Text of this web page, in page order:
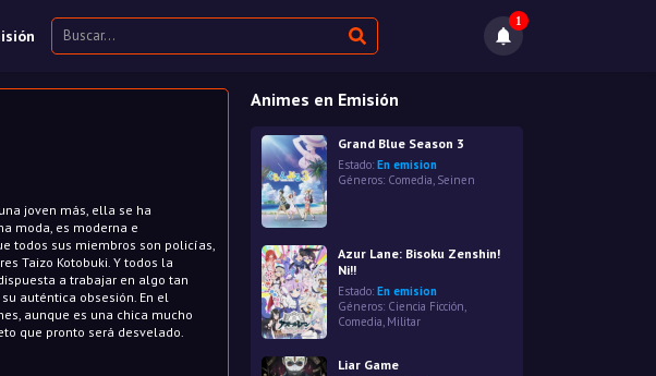
1
joven más, ella se ha
moda, es moderna e
todos sus miembros son policías,
Taizo Kotobuki. Y todos la
a trabajar en algo tan
auténtica obsesión. En el
aunque es una chica mucho
que pronto será desvelado.
Animes en Emisión
Grand Blue Season 3
Estado: En emision
Géneros: Comedia, Seinen
Azur Lane: Bisoku Zenshin!
Ni!!
Estado: En emision
Géneros: Ciencia Ficción
Comedia, Militar
Liar Game